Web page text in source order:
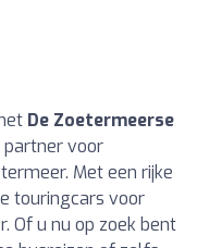
De Zoetermeerse
partner voor
Met een rijke
touringcars voor
Of u nu op zoek bent